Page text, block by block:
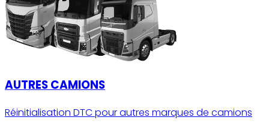
AUTRES CAMIONS
Réinitialisation DTC pour autres marques de camions